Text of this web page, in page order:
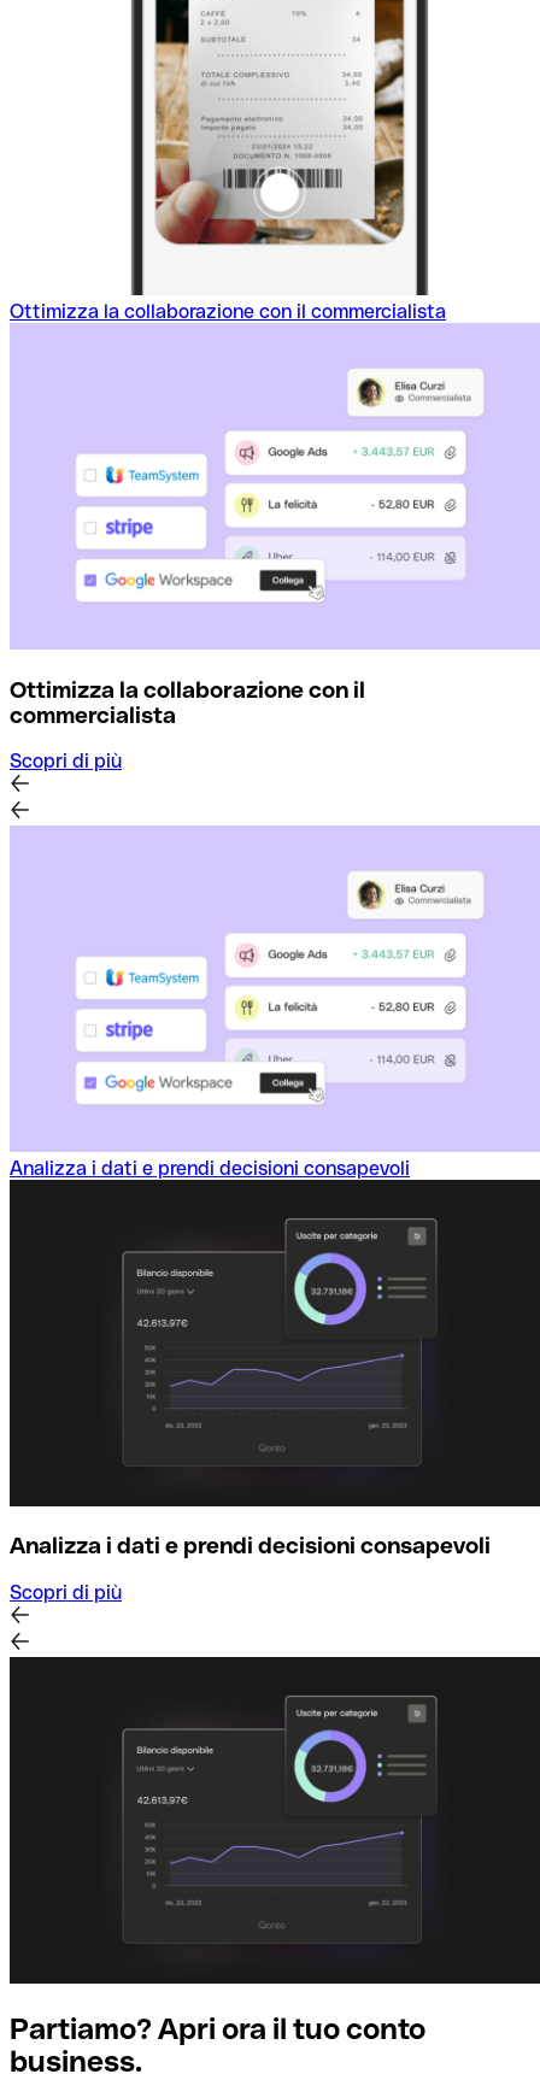
Ottimizza la collaborazione con il commercialista
Ottimizza la collaborazione con il
commercialista
Scopri di più
Analizza i dati e prendi decisioni consapevoli
Analizza i dati e prendi decisioni consapevoli
Scopri di più
Partiamo? Apri ora il tuo conto
business.